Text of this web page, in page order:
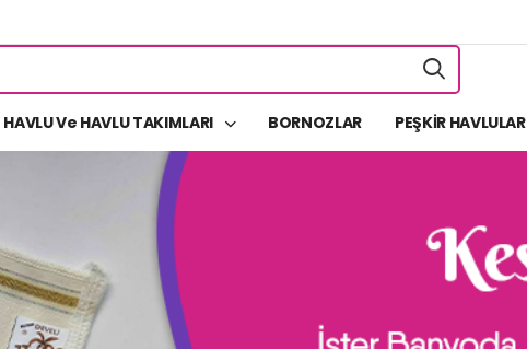
HAVLU Ve HAVLU TAKIMLARI BORNOZLAR PEŞKİR HAVLULAR